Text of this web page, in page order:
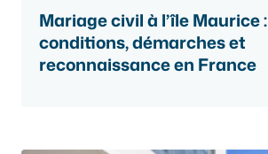
Mariage civil à l’île Maurice :
conditions, démarches et
reconnaissance en France